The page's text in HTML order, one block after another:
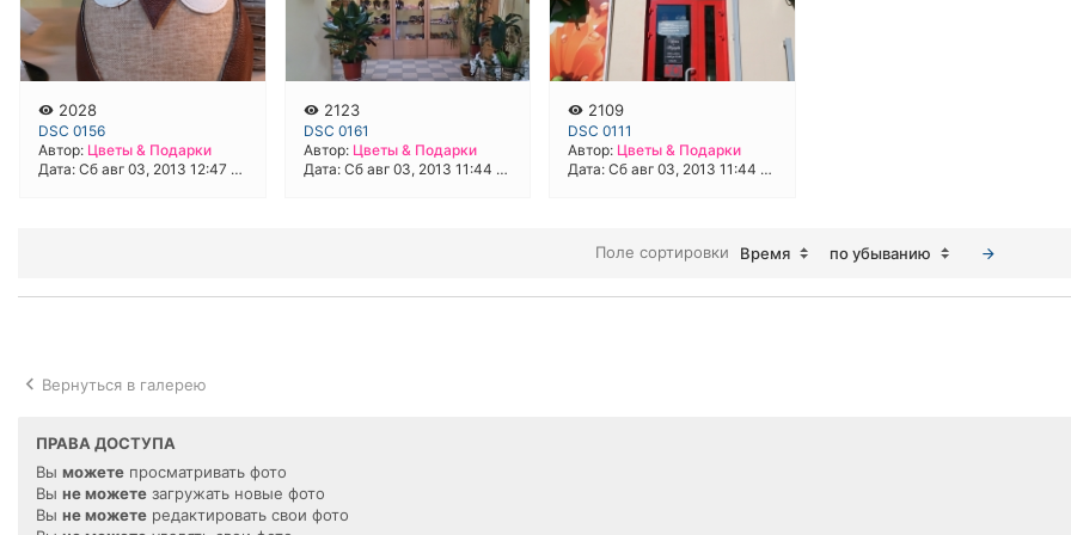
2028
DSC 0156
Автор: Цветы & Подарки
Дата: Сб авг 03, 2013 12:47 pm
2123
DSC 0161
Автор: Цветы & Подарки
Дата: Сб авг 03, 2013 11:44 am
2109
DSC 0111
Автор: Цветы & Подарки
Дата: Сб авг 03, 2013 11:44 am
Поле сортировки Время по убыванию
Вернуться в галерею
ПРАВА ДОСТУПА
Вы можете просматривать фото
Вы не можете загружать новые фото
Вы не можете редактировать свои фото